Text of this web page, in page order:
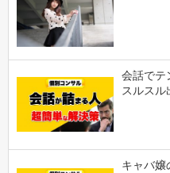
会話でテ
スルスル
キャバ嬢